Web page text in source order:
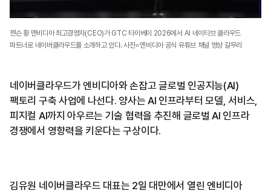
젠슨 황 엔비디아 최고경영자(CEO)가 GTC 타이베이 2026에서 AI 네이티브 클라우드
파트너로 네이버클라우드를 소개하고 있다. 사진=엔비디아 공식 유튜브 채널 영상 갈무리
네이버클라우드가 엔비디아와 손잡고 글로벌 인공지능(AI)
팩토리 구축 사업에 나선다. 양사는 AI 인프라부터 모델, 서비스,
피지컬 AI까지 아우르는 기술 협력을 추진해 글로벌 AI 인프라
경쟁에서 영향력을 키운다는 구상이다.
김유원 네이버클라우드 대표는 2일 대만에서 열린 엔비디아